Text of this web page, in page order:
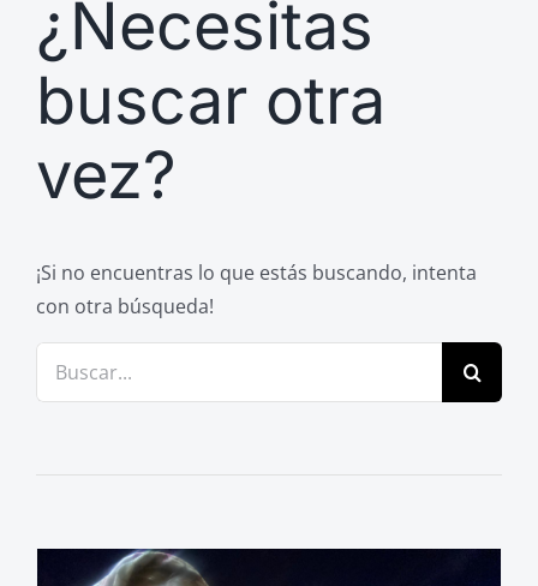
Previos de ópera
Entrevistas
Recomendación
Cosas de Beckmesser
Nosotros y privacidad
¿Necesitas
buscar otra
vez?
¡Si no encuentras lo que estás buscando, intenta
con otra búsqueda!
Buscar: